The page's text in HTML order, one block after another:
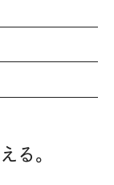
る。